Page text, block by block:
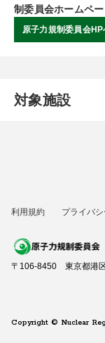
制委員会ホームペ
原子力規制委員会HP
対象施設
利用規約 プライバ
〒106-8450 東京都港区
Copyright © Nuclear